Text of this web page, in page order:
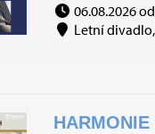
06.08.2026
Letní